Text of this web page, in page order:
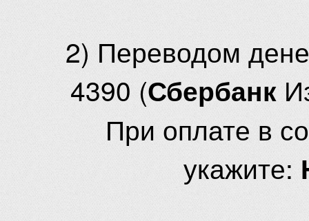
2) Переводом
4390 (Сбербанк
При оплате в
укажите: